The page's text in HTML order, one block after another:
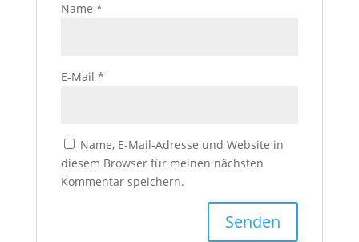
Name *
E-Mail *
Name, E-Mail-Adresse und Website in
diesem Browser für meinen nächsten
Kommentar speichern.